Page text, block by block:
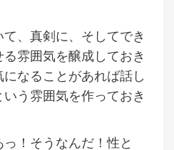
、真剣に、そしてでき
雰囲気を醸成しておき
なることがあれば話し
う雰囲気を作っておき
！そうなんだ！性と